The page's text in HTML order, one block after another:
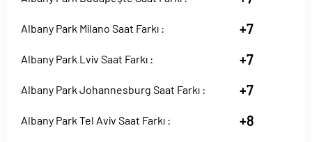
Albany Park Milano Saat Farkı : +7
Albany Park Lviv Saat Farkı : +7
Albany Park Johannesburg Saat Farkı : +7
Albany Park Tel Aviv Saat Farkı : +8